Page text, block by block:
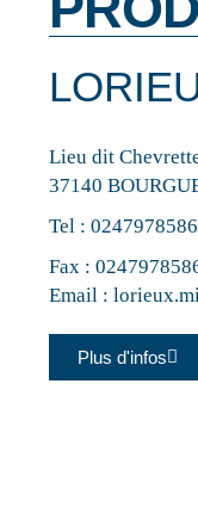
Lieu dit
37140
Tel :0247978586
Fax :
Email :
Plus d'infos